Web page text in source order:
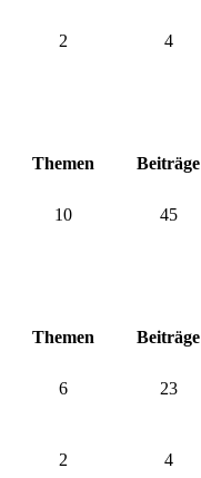
2 4
Themen Beiträge
10 45
Themen Beiträge
6 23
2 4